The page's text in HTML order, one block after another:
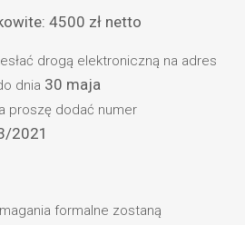
4500 zł netto
drogą elektroniczną na adres
dnia 30 maja
proszę dodać numer
2021
formalne zostaną